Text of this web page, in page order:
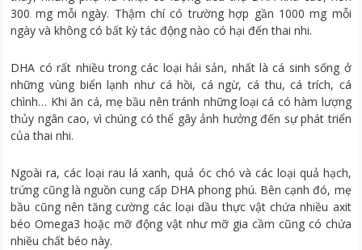
300 mg mỗi ngày. Thậm chí có trường hợp gần 1000 mg mỗi
ngày và không có bất kỳ tác động nào có hại đến thai nhi.
DHA có rất nhiều trong các loại hải sản, nhất là cá sinh sống ở
những vùng biển lạnh như cá hồi, cá ngừ, cá thu, cá trích, cá
chình… Khi ăn cá, mẹ bầu nên tránh những loại cá có hàm lượng
thủy ngân cao, vì chúng có thể gây ảnh hưởng đến sự phát triển
của thai nhi.
Ngoài ra, các loại rau lá xanh, quả óc chó và các loại quả hạch,
trứng cũng là nguồn cung cấp DHA phong phú. Bên cạnh đó, mẹ
bầu cũng nên tăng cường các loại dầu thực vật chứa nhiều axit
béo Omega3 hoặc mỡ động vật như mỡ gia cầm cũng có chứa
nhiều chất béo này.